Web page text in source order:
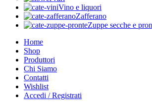
Vino e liquori
Zafferano
Zuppe secche e
Home
Shop
Produttori
Chi Siamo
Contatti
Wishlist
Accedi / Registrati